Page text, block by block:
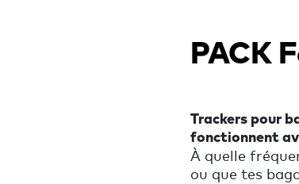
PACK
Trackers pour
fonctionnent
À quelle
ou que tes